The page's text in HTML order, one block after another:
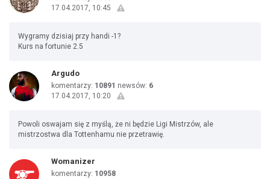
17.04.2017, 10:45
Wygramy dzisiaj przy handi -1?
Kurs na fortunie 2.5
Argudo
komentarzy: 10891 newsów: 6
17.04.2017, 10:20
Powoli oswajam się z myślą, że ni będzie Ligi Mistrzów, ale
mistrzostwa dla Tottenhamu nie przetrawię.
Womanizer
komentarzy: 10958